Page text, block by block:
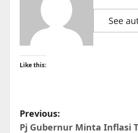
See
Like this:
P
Previous:
Pj Gubernur Minta Inflasi